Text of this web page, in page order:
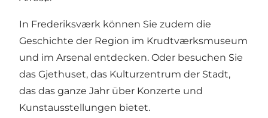
In Frederiksværk können Sie zudem die
Geschichte der Region im Krudtværksmuseum
und im Arsenal entdecken. Oder besuchen Sie
das Gjethuset, das Kulturzentrum der Stadt,
das das ganze Jahr über Konzerte und
Kunstausstellungen bietet.